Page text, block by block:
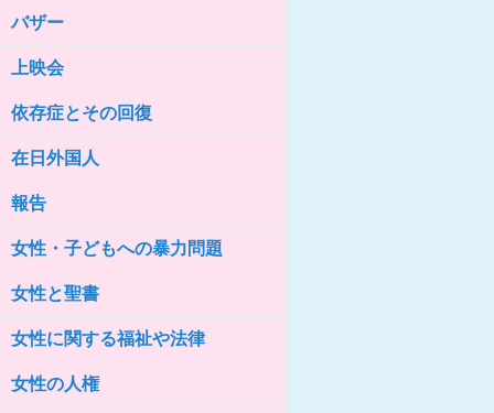
女性の家HELP ネットワークニュー
女性の家HELP ネットワークニュー
ス No.78
ス No.77
女性の家HELP ネットワークニュー
ス No.76
バザー
上映会
依存症とその回復
在日外国人
報告
女性・子どもへの暴力問題
女性と聖書
女性に関する福祉や法律
女性の人権